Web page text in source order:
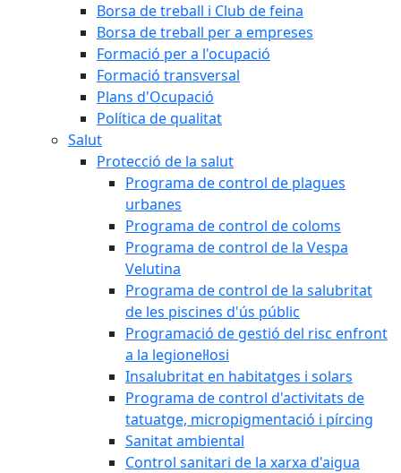
Borsa de treball i Club de feina
Borsa de treball per a empreses
Formació per a l'ocupació
Formació transversal
Plans d'Ocupació
Política de qualitat
Salut
Protecció de la salut
Programa de control de plagues
urbanes
Programa de control de coloms
Programa de control de la Vespa
Velutina
Programa de control de la salubritat
de les piscines d'ús públic
Programació de gestió del risc enfront
a la legionel·losi
Insalubritat en habitatges i solars
Programa de control d'activitats de
tatuatge, micropigmentació i pírcing
Sanitat ambiental
Control sanitari de la xarxa d'aigua